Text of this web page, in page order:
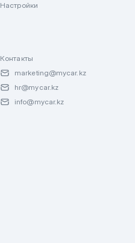
Настройки
Контакты
marketing@mycar.kz
hr@mycar.kz
info@mycar.kz